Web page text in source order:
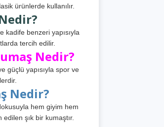
ürünlerde kullanılır.
kadife benzeri yapısıyla
tercih edilir.
Nedir?
güçlü yapısıyla spor ve
Nedir?
hem giyim hem
şık bir kumaştır.